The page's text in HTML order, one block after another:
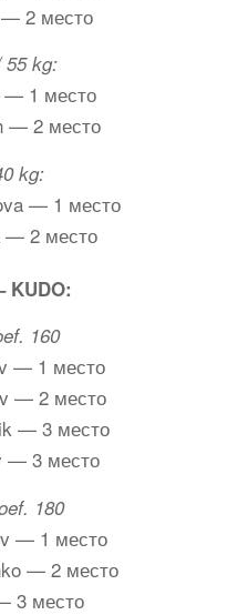
2 место
55 kg:
— 1 место
— 2 место
kg:
— 1 место
— 2 место
KUDO:
160
— 1 место
— 2 место
— 3 место
— 3 место
180
— 1 место
— 2 место
3 место